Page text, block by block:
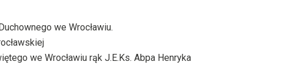
we Wrocławiu.
we Wrocławiu rąk J.E.Ks. Abpa Henryka